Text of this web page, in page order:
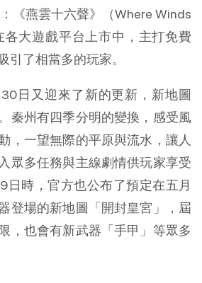
《燕雲十六聲》（Where Winds
大遊戲平台上市中，主打免費
引了相當多的玩家。
日又迎來了新的更新，新地圖
秦州有四季分明的變換，感受風
，一望無際的平原與流水，讓人
眾多任務與主線劇情供玩家享受
日時，官方也公布了預定在五月
登場的新地圖「開封皇宮」，屆
，也會有新武器「手甲」等眾多